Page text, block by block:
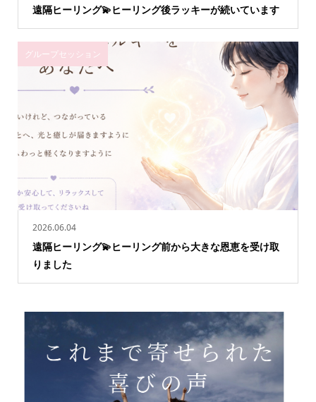
遠隔ヒーリング💫ヒーリング後ラッキーが続いています
2026.06.04
遠隔ヒーリング💫ヒーリング前から大きな恩恵を受け取
りました
グループセッション